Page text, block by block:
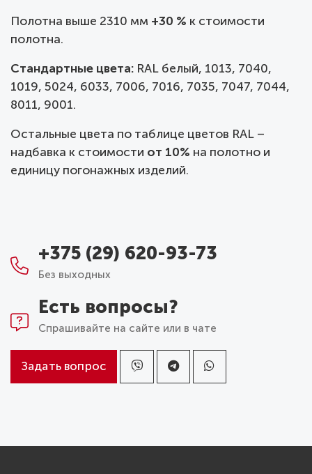
Полотна выше 2310 мм +30 % к стоимости
полотна.
Стандартные цвета: RAL белый, 1013, 7040,
1019, 5024, 6033, 7006, 7016, 7035, 7047, 7044,
8011, 9001.
Остальные цвета по таблице цветов RAL –
надбавка к стоимости от 10% на полотно и
единицу погонажных изделий.
+375 (29) 620-93-73
Без выходных
Есть вопросы?
Спрашивайте на сайте или в чате
Задать вопрос